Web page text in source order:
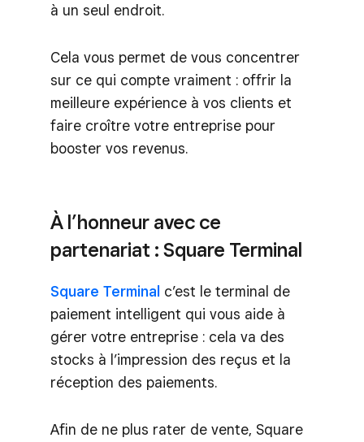
à un seul endroit.
Cela vous permet de vous concentrer
sur ce qui compte vraiment : offrir la
meilleure expérience à vos clients et
faire croître votre entreprise pour
booster vos revenus.
À l’honneur avec ce
partenariat : Square Terminal
Square Terminal c’est le terminal de
paiement intelligent qui vous aide à
gérer votre entreprise : cela va des
stocks à l’impression des reçus et la
réception des paiements.
Afin de ne plus rater de vente, Square